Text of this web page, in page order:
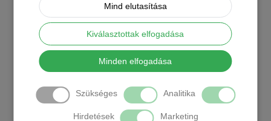
Mind elutasítása
Kiválasztottak elfogadása
Minden elfogadása
Szükséges Analitika
Hirdetések Marketing